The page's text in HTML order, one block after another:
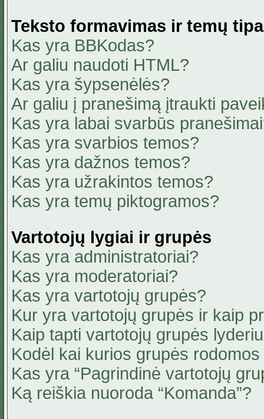
Teksto formavimas ir temų
Kas yra BBKodas?
Ar galiu naudoti HTML?
Kas yra šypsenėlės?
Ar galiu į pranešimą įtraukti
Kas yra labai svarbūs
Kas yra svarbios temos?
Kas yra dažnos temos?
Kas yra užrakintos temos?
Kas yra temų piktogramos?
Vartotojų lygiai ir grupės
Kas yra administratoriai?
Kas yra moderatoriai?
Kas yra vartotojų grupės?
Kur yra vartotojų grupės ir kaip
Kaip tapti vartotojų grupės
Kodėl kai kurios grupės
Kas yra “Pagrindinė vartotojų
Ką reiškia nuoroda “Komanda”?